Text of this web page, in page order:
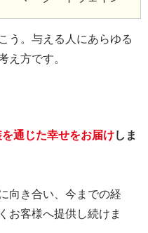
う。与える人にあらゆる
え方です。
通じた幸せをお届けしま
向き合い、今までの経
お客様へ提供し続けま